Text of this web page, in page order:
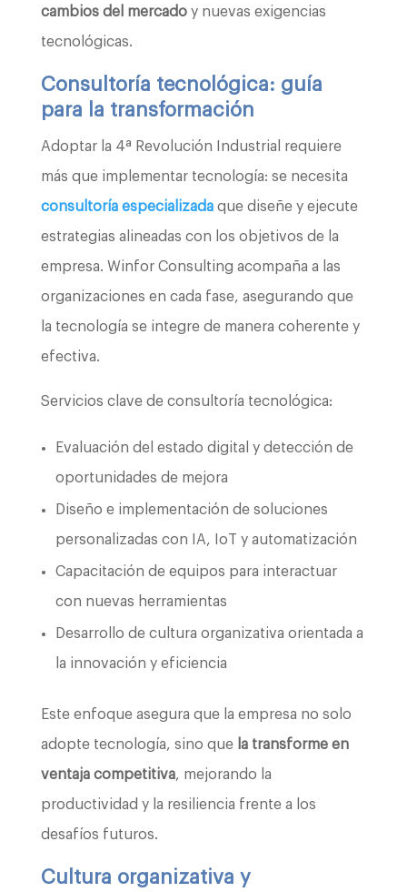
cambios del mercadoy nuevas exigencias
tecnológicas.
Consultoría tecnológica: guía
para la transformación
Adoptar la 4ª Revolución Industrial requiere
más que implementar tecnología: se necesita
consultoría especializadaque diseñe y ejecute
estrategias alineadas con los objetivos de la
empresa. Winfor Consulting acompaña a las
organizaciones en cada fase, asegurando que
la tecnología se integre de manera coherente y
efectiva.
Servicios clave de consultoría tecnológica:
Evaluación del estado digital y detección de
oportunidades de mejora
Diseño e implementación de soluciones
personalizadas con IA, IoT y automatización
Capacitación de equipos para interactuar
con nuevas herramientas
Desarrollo de cultura organizativa orientada a
la innovación y eficiencia
Este enfoque asegura que la empresa no solo
adopte tecnología, sino que la transforme en
ventaja competitiva, mejorando la
productividad y la resiliencia frente a los
desafíos futuros.
Cultura organizativa y